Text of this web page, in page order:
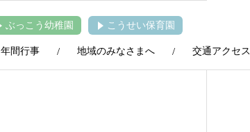
ぶっこう幼稚園 こうせい保育園
年間行事 地域のみなさまへ 交通アクセス